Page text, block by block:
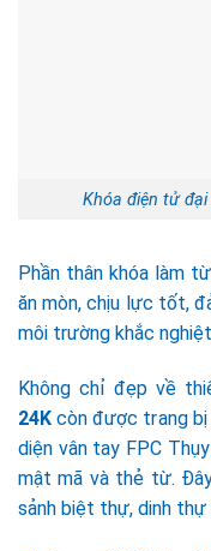
Khóa điện tử đại
Phần thân khóa làm
ăn mòn, chịu lực tốt,
môi trường khắc
Không chỉ đẹp về
24K còn được trang bị
diện vân tay FPC
mật mã và thẻ từ.
sảnh biệt thự, dinh